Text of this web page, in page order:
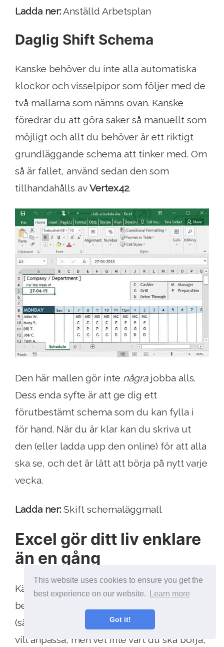
This website uses cookies to ensure you get the
best experience on our website.
Learn more
Got it!
Ladda ner:Anställd Arbetsplan
Daglig Shift Schema
Kanske behöver du inte alla automatiska
klockor och visselpipor som följer med de
två mallarna som nämns ovan. Kanske
föredrar du att göra saker så manuellt som
möjligt och allt du behöver är ett riktigt
grundläggande schema att tinker med. Om
så är fallet, använd sedan den som
tillhandahålls avVertex42.
Den här mallen gör inte någrajobba alls.
Dess enda syfte är att ge dig ett
förutbestämt schema som du kan fylla i
för hand. När du är klar kan du skriva ut
den (eller ladda upp den online) för att alla
ska se, och det är lätt att börja på nytt varje
vecka.
Ladda ner: Skift schemaläggmall
Excel gör ditt liv enklare
än en gång
Känn fria att ändra dessa mallar till dina
behov, om de inte är helt perfekta för dig
(så länge du inte omfördelar dem). Om du
vill anpassa, men vet inte vart du ska börja,